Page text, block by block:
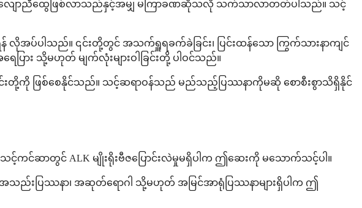
က်လျောညီထွေဖြစ်လာသည်နှင့်အမျှ မကြာခဏဆိုသလို သက်သာလာတတ်ပါသည်။ သင့်
အပ်ပါသည်။ ၎င်းတို့တွင် အသက်ရှူရခက်ခဲခြင်း၊ ပြင်းထန်သော ကြွက်သားနာကျင်
ပြား သို့မဟုတ် မျက်လုံးများဝါခြင်းတို့ ပါဝင်သည်။
ြင်းတို့ကို ဖြစ်စေနိုင်သည်။ သင့်ဆရာဝန်သည် မည်သည့်ပြဿနာကိုမဆို စောစီးစွာသိရှိနိုင်
ကင်ဆာတွင် ALK မျိုးရိုးဗီဇပြောင်းလဲမှုမရှိပါက ဤဆေးကို မသောက်သင့်ပါ။
အသည်းပြဿနာ၊ အဆုတ်ရောဂါ သို့မဟုတ် အမြင်အာရုံပြဿနာများရှိပါက ဤ